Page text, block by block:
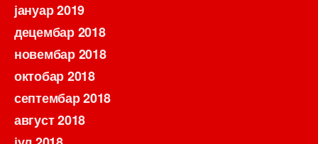
јануар 2019
децембар 2018
новембар 2018
октобар 2018
септембар 2018
август 2018